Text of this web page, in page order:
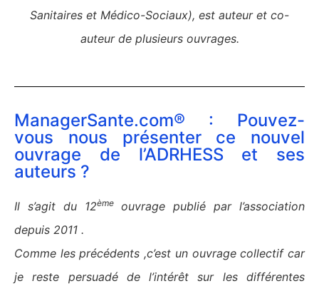
Sanitaires et Médico-Sociaux), est auteur et co-
auteur de plusieurs ouvrages.
ManagerSante.com® : Pouvez-
vous nous présenter ce nouvel
ouvrage de l’ADRHESS et ses
auteurs ?
Il s’agit du 12èmeouvrage publié par l’association
depuis 2011 .
Comme les précédents ,c’est un ouvrage collectif car
je reste persuadé de l’intérêt sur les différentes